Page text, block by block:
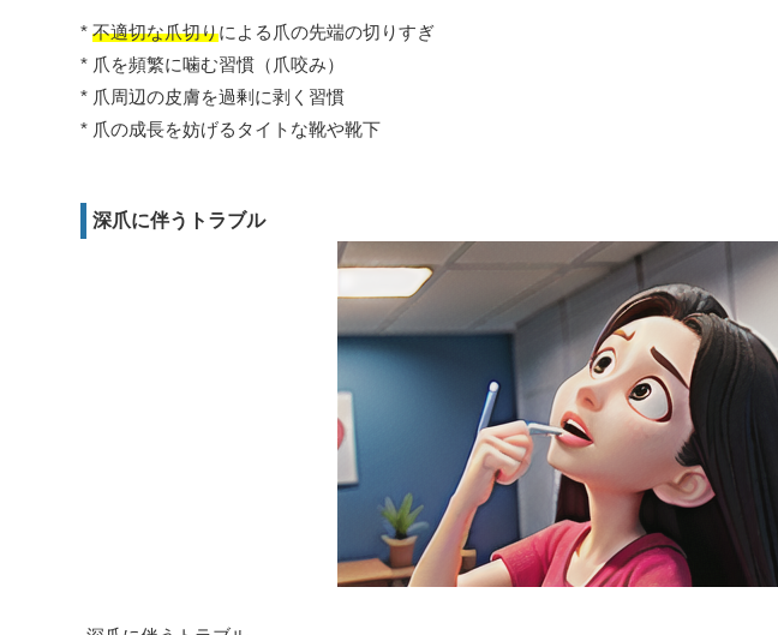
* 不適切な爪切りによる爪の先端の切りすぎ
* 爪を頻繁に噛む習慣（爪咬み）
* 爪周辺の皮膚を過剰に剥く習慣
* 爪の成長を妨げるタイトな靴や靴下
深爪に伴うトラブル